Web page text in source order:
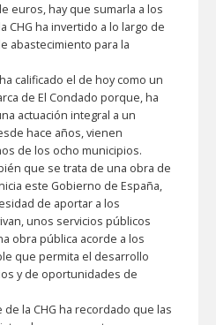
euros, hay que sumarla a los
CHG ha invertido a lo largo de
abastecimiento para la
calificado el de hoy como un
de El Condado porque, ha
actuación integral a un
hace años, vienen
de los ocho municipios.
que se trata de una obra de
este Gobierno de España,
de aportar a los
unos servicios públicos
obra pública acorde a los
que permita el desarrollo
y de oportunidades de
la CHG ha recordado que las